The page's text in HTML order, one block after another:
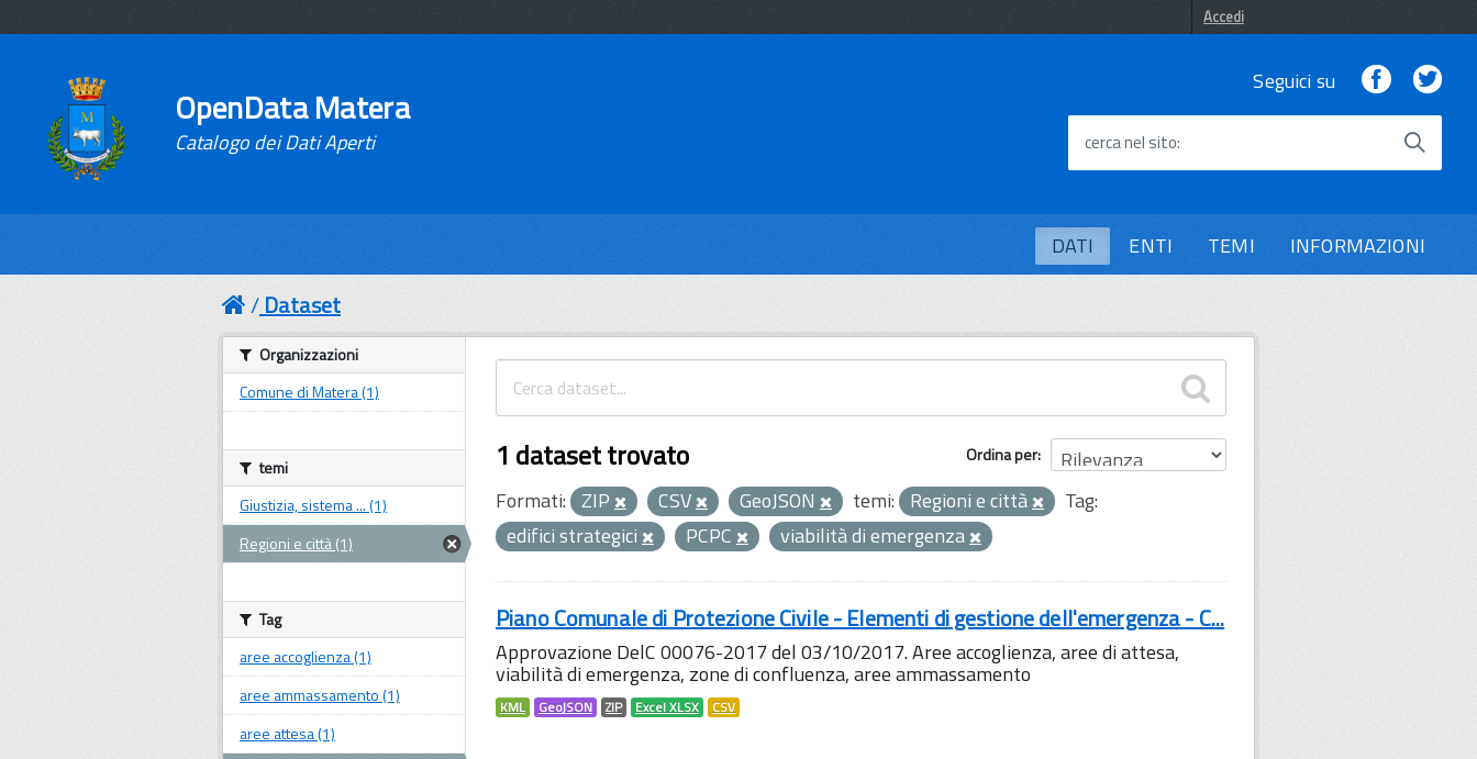
Accedi
OpenData Matera
Catalogo dei Dati Aperti
Seguici su Facebook
cerca nel sito
DATI ENTI TEMI INFORMAZIONI
Dataset
Ordina per
1 dataset trovato
Formati: ZIP CSV GeoJSON temi: Regioni e città
Tag:
edifici strategici
PCPC viabilità di emergenza
Piano Comunale di Protezione Civile - Elementi di gestione dell'emergenza - C...
Approvazione DelC 00076-2017 del 03/10/2017. Aree accoglienza, aree di attesa,
viabilità di emergenza, zone di confluenza, aree ammassamento
KML GeoJSON ZIP Excel XLSX CSV
Organizzazioni
Comune di Matera (1)
temi
Giustizia, sistema ... (1)
Regioni e città (1)
Tag
aree accoglienza (1)
aree ammassamento (1)
aree attesa (1)